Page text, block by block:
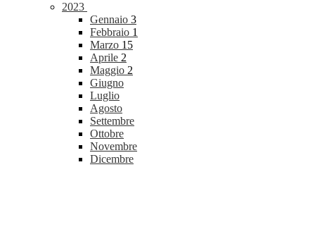
2023
Gennaio 3
Febbraio 1
Marzo 15
Aprile 2
Maggio 2
Giugno
Luglio
Agosto
Settembre
Ottobre
Novembre
Dicembre